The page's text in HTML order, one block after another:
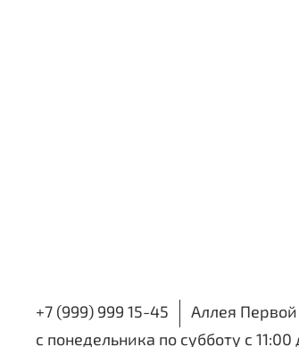
+7 (999) 999 15-45
Аллея
с понедельника по субботу с